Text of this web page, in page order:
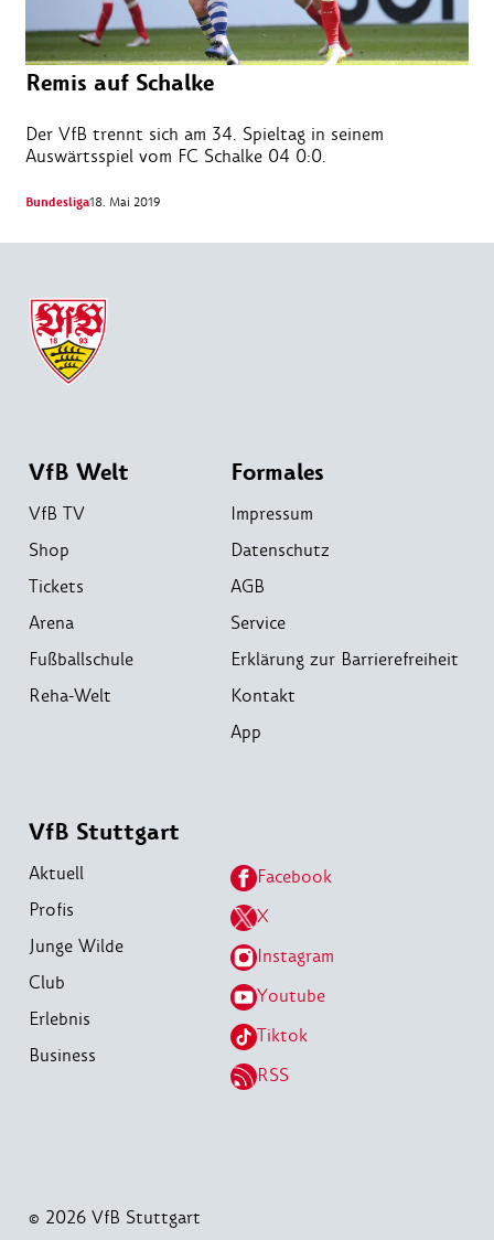
Remis auf Schalke
Der VfB trennt sich am 34. Spieltag in seinem
Auswärtsspiel vom FC Schalke 04 0:0.
Bundesliga18. Mai 2019
VfB Welt
VfB TV
Shop
Tickets
Arena
Fußballschule
Reha-Welt
Formales
Impressum
Datenschutz
AGB
Service
Erklärung zur Barrierefreiheit
Kontakt
App
VfB Stuttgart
Aktuell
Profis
Junge Wilde
Club
Erlebnis
Business
Facebook
X
Instagram
Youtube
Tiktok
RSS
© 2026 VfB Stuttgart